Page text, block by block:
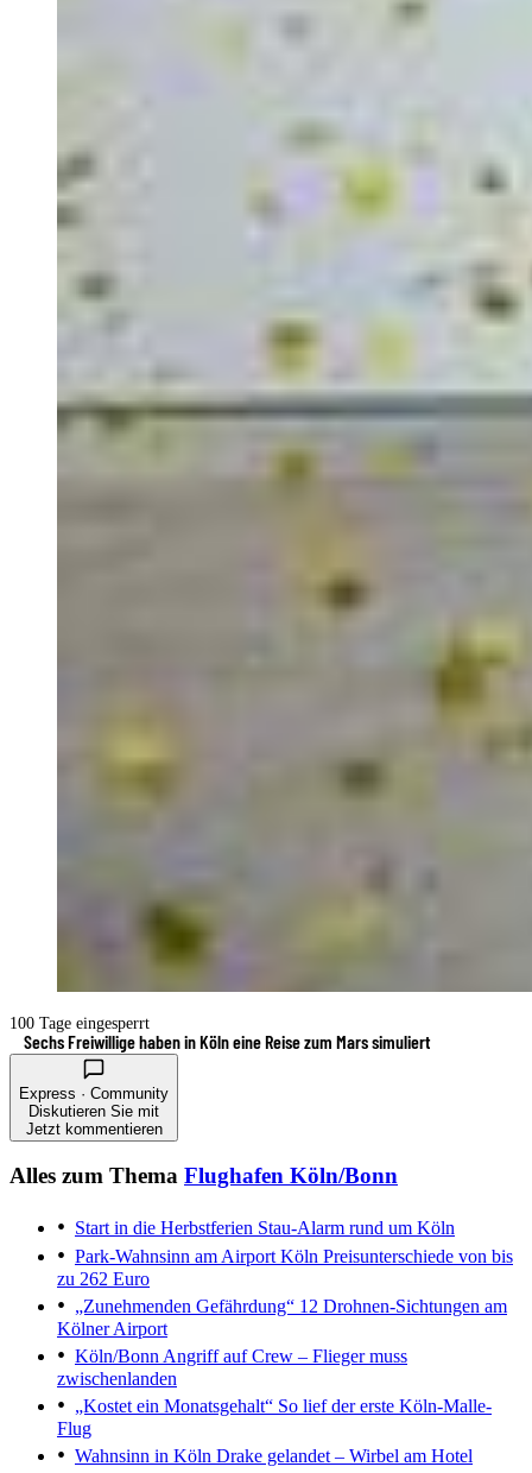
100 Tage eingesperrt
Sechs Freiwillige haben in Köln eine Reise zum Mars simuliert
Express · Community
Diskutieren Sie mit
Jetzt kommentieren
Alles zum Thema Flughafen Köln/Bonn
Start in die Herbstferien Stau-Alarm rund um Köln
Park-Wahnsinn am Airport Köln Preisunterschiede von bis
zu 262 Euro
„Zunehmenden Gefährdung“ 12 Drohnen-Sichtungen am
Kölner Airport
Köln/Bonn Angriff auf Crew – Flieger muss
zwischenlanden
„Kostet ein Monatsgehalt“ So lief der erste Köln-Malle-
Flug
Wahnsinn in Köln Drake gelandet – Wirbel am Hotel